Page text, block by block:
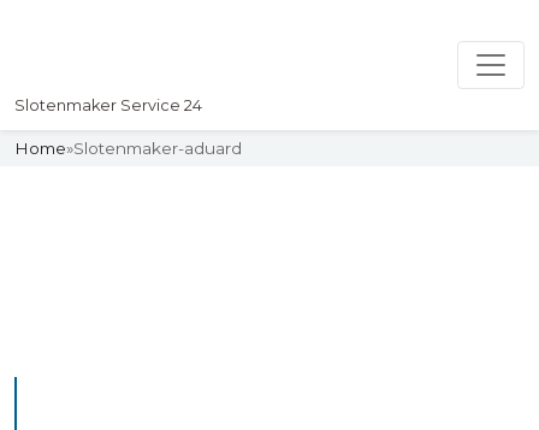
Slotenmaker Service 24
Home»Slotenmaker-aduard